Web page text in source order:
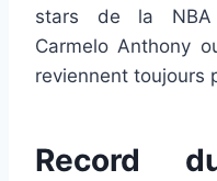
stars de la NBA
Carmelo Anthony
reviennent toujours
Record